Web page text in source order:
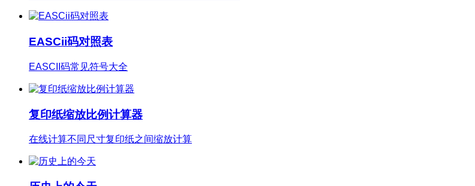
EASCii码对照表
EASCII码常见符号大全
复印纸缩放比例计算器
在线计算不同尺寸复印纸之间缩放计算